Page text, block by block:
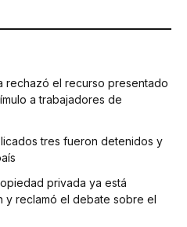
rechazó el recurso presentado
a trabajadores de
tres fueron detenidos y
privada ya está
y reclamó el debate sobre el